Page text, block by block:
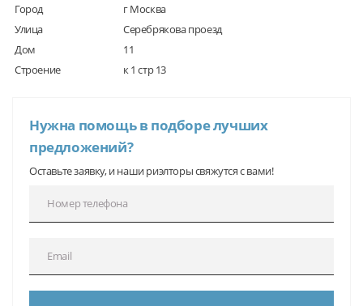
Город
г Москва
Улица
Серебрякова проезд
Дом
11
Строение
к 1 стр 13
Нужна помощь в подборе лучших
предложений?
Оставьте заявку, и наши риэлторы свяжутся с вами!